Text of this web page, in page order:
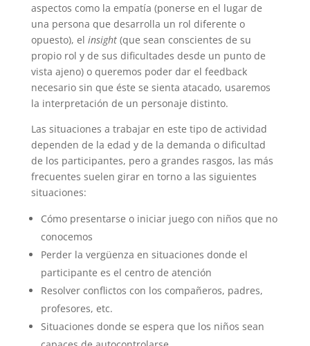
aspectos como la empatía (ponerse en el lugar de
una persona que desarrolla un rol diferente o
opuesto), el insight(que sean conscientes de su
propio rol y de sus dificultades desde un punto de
vista ajeno) o queremos poder dar el feedback
necesario sin que éste se sienta atacado, usaremos
la interpretación de un personaje distinto.
Las situaciones a trabajar en este tipo de actividad
dependen de la edad y de la demanda o dificultad
de los participantes, pero a grandes rasgos, las más
frecuentes suelen girar en torno a las siguientes
situaciones:
Cómo presentarse o iniciar juego con niños que no
conocemos
Perder la vergüenza en situaciones donde el
participante es el centro de atención
Resolver conflictos con los compañeros, padres,
profesores, etc.
Situaciones donde se espera que los niños sean